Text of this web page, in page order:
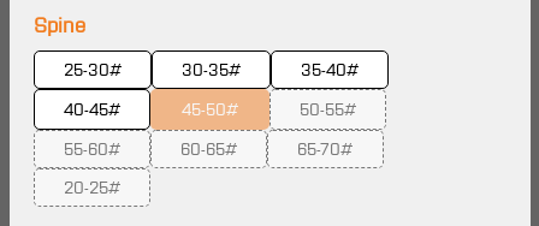
Spineauswählen
25-30# 30-35#
35-40#
40-45#
45-50#
(Diese Option ist zurzeit nicht verfügbar.)
50-55#
(Diese Option ist zurzeit nicht
55-60#
(Diese Option ist zurzeit nicht verfügbar.)
60-65#
(Diese Option ist zurzeit nicht verfügbar.)
65-70#
(Diese Option ist zurzeit nicht
20-25#
(Diese Option ist zurzeit nicht verfügbar.)